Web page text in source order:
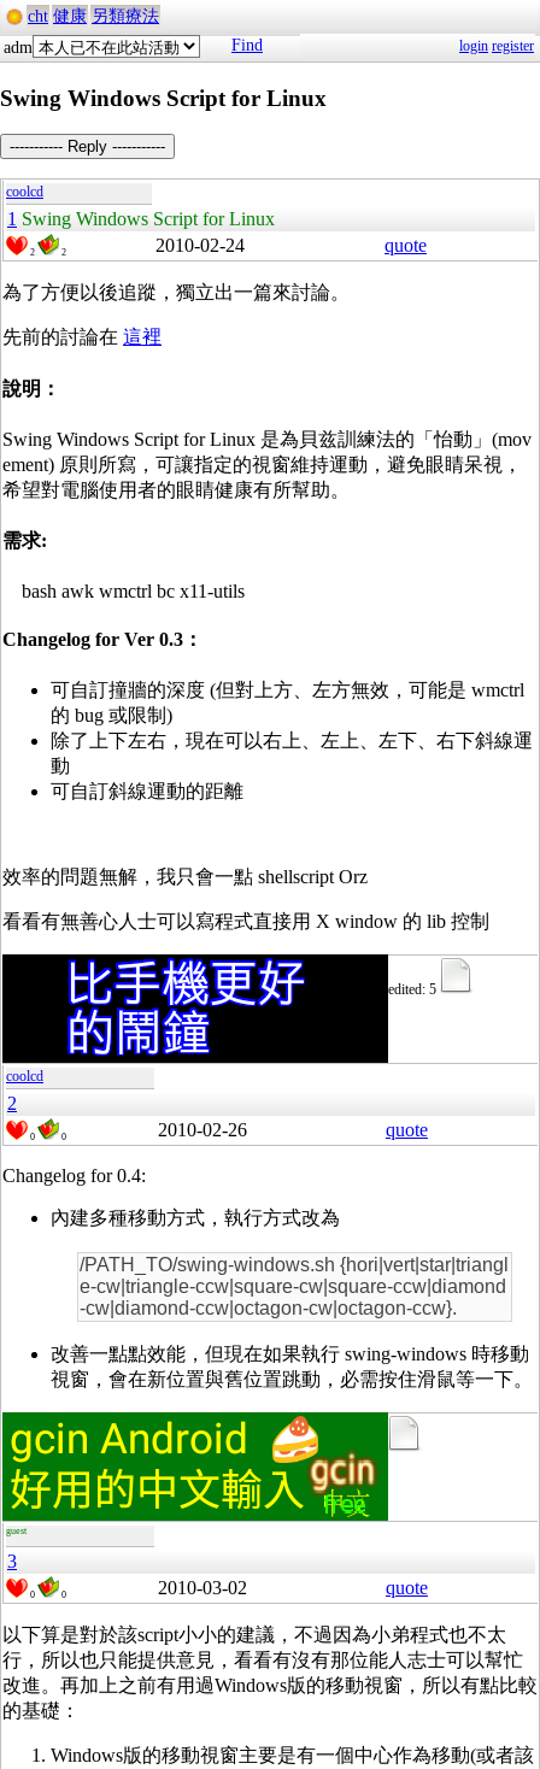
cht 健康 另類療法
adm
Find login register
Swing Windows Script for Linux
----------- Reply -----------
coolcd
1 Swing Windows Script for Linux
2 2 2010-02-24 quote
為了方便以後追蹤，獨立出一篇來討論。
先前的討論在 這裡
說明：
Swing Windows Script for Linux 是為貝兹訓練法的「怡動」(mov
ement) 原則所寫，可讓指定的視窗維持運動，避免眼睛呆視，
希望對電腦使用者的眼睛健康有所幫助。
需求:
bash awk wmctrl bc x11-utils
Changelog for Ver 0.3：
可自訂撞牆的深度 (但對上方、左方無效，可能是 wmctrl
的 bug 或限制)
除了上下左右，現在可以右上、左上、左下、右下斜線運
動
可自訂斜線運動的距離
效率的問題無解，我只會一點 shellscript Orz
看看有無善心人士可以寫程式直接用 X window 的 lib 控制
edited: 5
coolcd
2
0 0 2010-02-26 quote
Changelog for 0.4:
內建多種移動方式，執行方式改為
/PATH_TO/swing-windows.sh {hori|vert|star|triangl
e-cw|triangle-ccw|square-cw|square-ccw|diamond
-cw|diamond-ccw|octagon-cw|octagon-ccw}.
改善一點點效能，但現在如果執行 swing-windows 時移動
視窗，會在新位置與舊位置跳動，必需按住滑鼠等一下。
guest
3
0 0 2010-03-02 quote
以下算是對於該script小小的建議，不過因為小弟程式也不太
行，所以也只能提供意見，看看有沒有那位能人志士可以幫忙
改進。再加上之前有用過Windows版的移動視窗，所以有點比較
的基礎：
Windows版的移動視窗主要是有一個中心作為移動(或者該